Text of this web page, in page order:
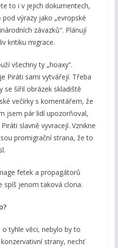
to i v jejich dokumentech,
výrazy jako „evropské
závazků“. Plánují
kritiku migrace.
všechny ty „hoaxy“.
Piráti sami vytvářejí. Třeba
šířil obrázek skladiště
večírky s komentářem, že
jsem pár lidí upozorňoval,
slavně vyvracejí. Vznikne
promigrační strana, že to
fetek a propagátorů
spíš jenom taková clona.
tyhle věci, nebylo by to
strany, nechť